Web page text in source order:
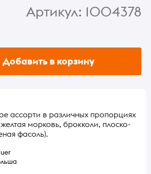
Артикул: 1004378
в корзину
ассорти в различных пропорциях
морковь, брокколи, плоско-
фасоль).